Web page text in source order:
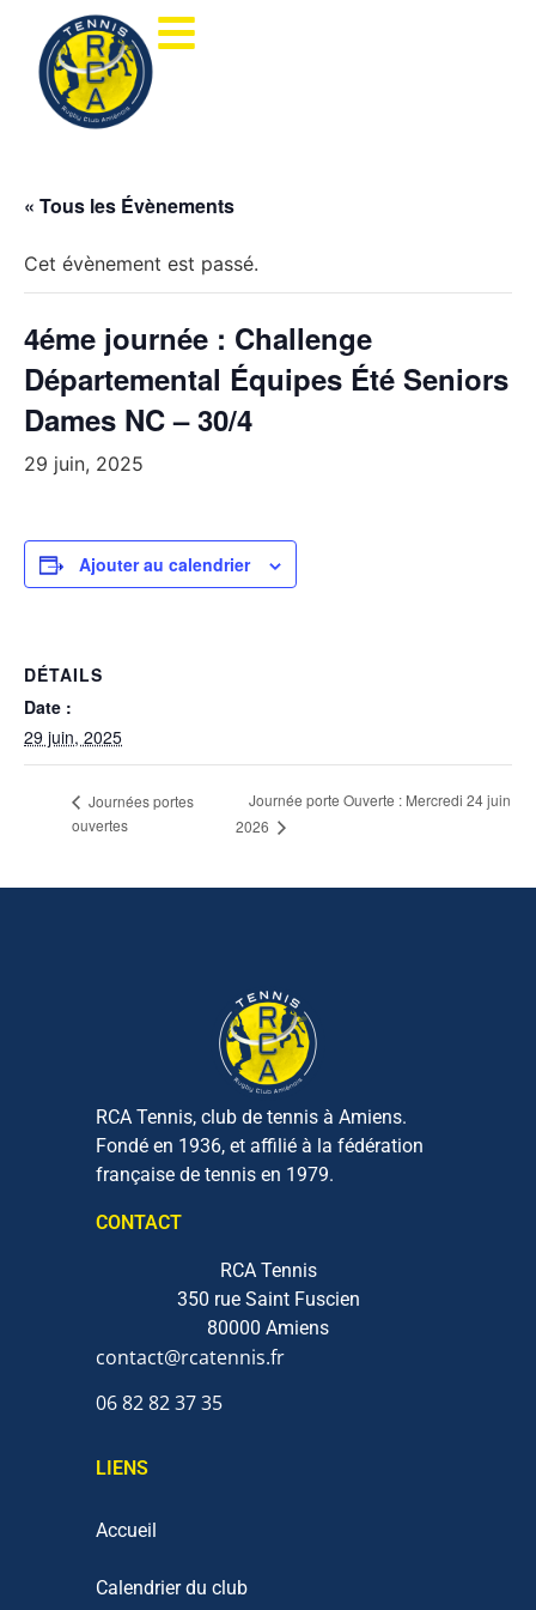
« Tous les Évènements
Cet évènement est passé.
4éme journée : Challenge
Départemental Équipes Été Seniors
Dames NC – 30/4
29 juin, 2025
Ajouter au calendrier
DÉTAILS
Date :
29 juin, 2025
Journées portes
ouvertes
Journée porte Ouverte : Mercredi 24 juin
2026
RCA Tennis, club de tennis à Amiens.
Fondé en 1936, et affilié à la fédération
française de tennis en 1979.
CONTACT
RCA Tennis
350 rue Saint Fuscien
80000 Amiens
contact@rcatennis.fr
06 82 82 37 35‬
LIENS
Accueil
Calendrier du club